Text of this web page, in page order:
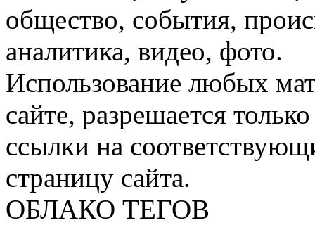
общество, события,
аналитика, видео, фото.
Использование любых
сайте, разрешается
ссылки на
страницу сайта.
ОБЛАКО ТЕГОВ